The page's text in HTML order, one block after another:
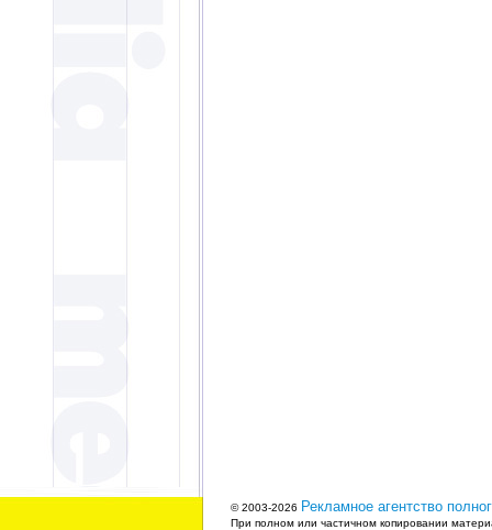
© 2003-2026 Рекламное агентство
При полном или частичном копировании